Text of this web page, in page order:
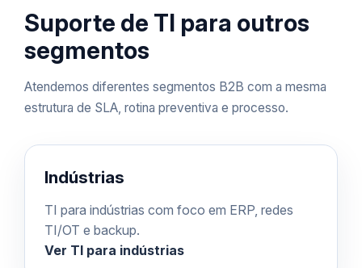
Suporte de TI para outros
segmentos
Atendemos diferentes segmentos B2B com a mesma
estrutura de SLA, rotina preventiva e processo.
Indústrias
TI para indústrias com foco em ERP, redes
TI/OT e backup.
Ver TI para indústrias